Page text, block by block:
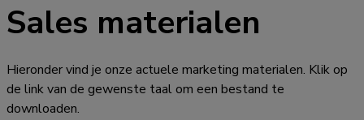
Sales materialen
Hieronder vind je onze actuele marketing materialen. Klik op
de link van de gewenste taal om een bestand te
downloaden.